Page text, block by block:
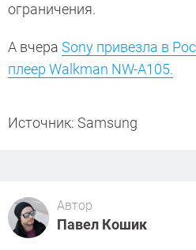
ограничения.
А вчера Sony привезла в
плеер Walkman NW-A105.
Источник: Samsung
Автор
Павел Кошик